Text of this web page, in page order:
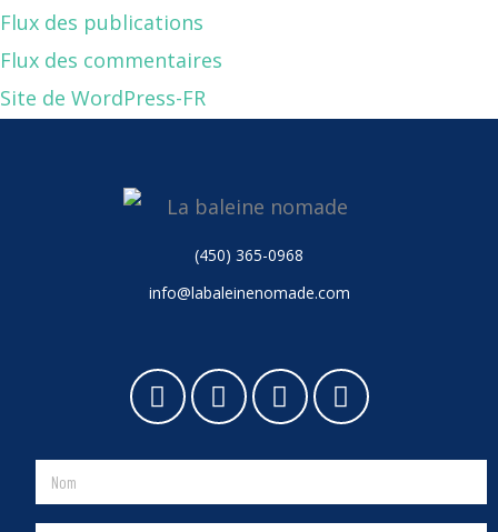
Flux des publications
Flux des commentaires
Site de WordPress-FR
(450) 365-0968
info@labaleinenomade.com